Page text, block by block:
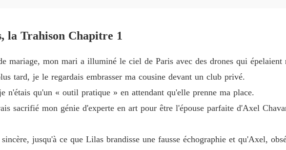
était sincère, jusqu'à ce que Lilas brandisse une fausse échographie et qu'Axel, obsédé
la Trahison Chapitre 1
mariage, mon mari a illuminé le ciel de Paris avec des drones qui
tard, je le regardais embrasser ma cousine devant un club privé.
n'étais qu'un « outil pratique » en attendant qu'elle prenne ma place.
sacrifié mon génie d'experte en art pour être l'épouse parfaite d'Axel
jusqu'à ce que Lilas brandisse une fausse échographie et qu'Axel,
Sous
Sous